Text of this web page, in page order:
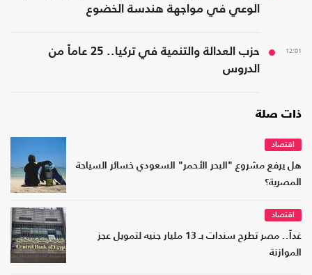
الوعي في مواجهة هندسة الخضوع
12:01
حزب العدالة والتنمية في تركيا.. 25 عاماً من
الدروس
ذات صلة
اقتصاد
هل يرفع مشروع "البحر الأحمر" السعودي خسائر السياحة
المصرية؟
اقتصاد
غداً.. مصر تطرح سندات بـ 13 مليار جنيه لتمويل عجز
الموازنة